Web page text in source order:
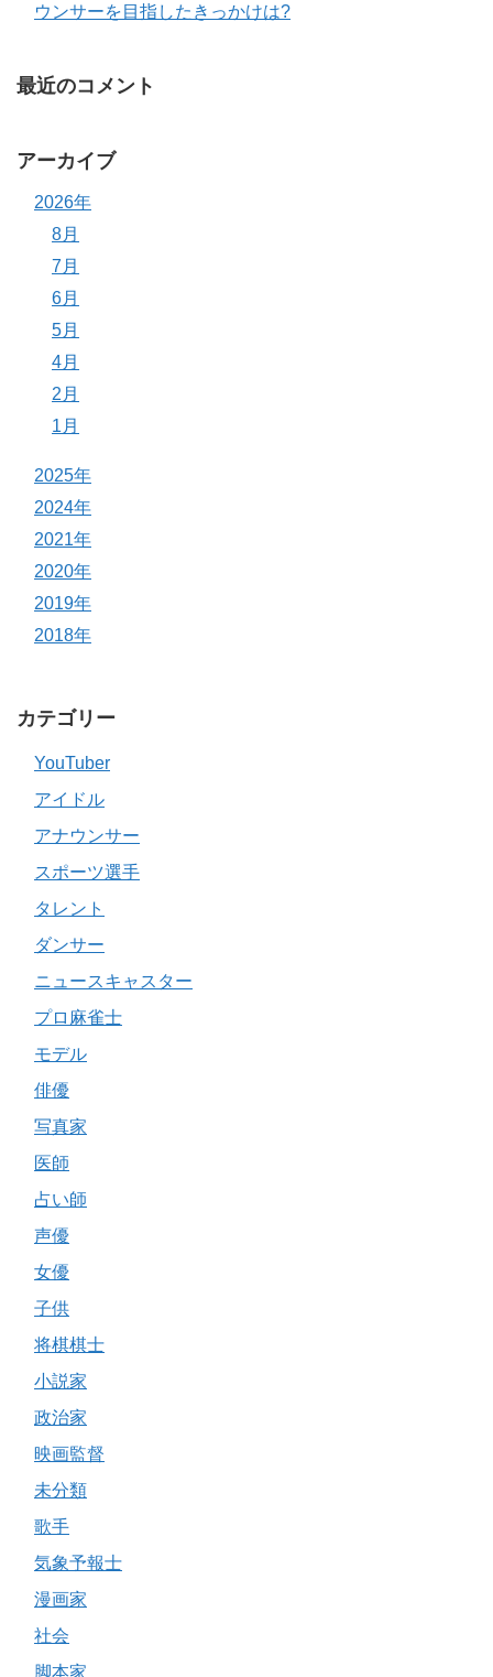
ウンサーを目指したきっかけは?
最近のコメント
アーカイブ
2026年
8月
7月
6月
5月
4月
2月
1月
2025年
2024年
2021年
2020年
2019年
2018年
カテゴリー
YouTuber
アイドル
アナウンサー
スポーツ選手
タレント
ダンサー
ニュースキャスター
プロ麻雀士
モデル
俳優
写真家
医師
占い師
声優
女優
子供
将棋棋士
小説家
政治家
映画監督
未分類
歌手
気象予報士
漫画家
社会
脚本家